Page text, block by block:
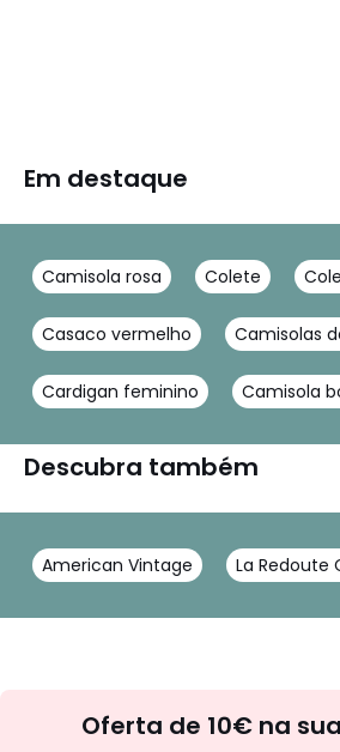
Em destaque
Camisola rosa Colete
Casaco vermelho Camisolas
Cardigan feminino Camisola
Descubra também
American Vintage La Redoute
Oferta de 10€ na